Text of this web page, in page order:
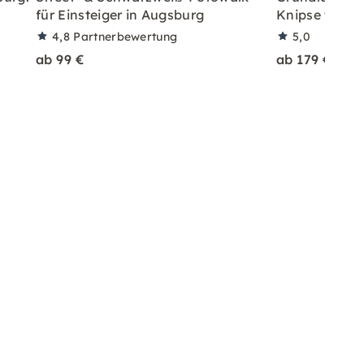
für Einsteiger in Augsburg
4,8 Partnerbewertung
ab 99 €
Knipse tolle
5,0
ab 179 €